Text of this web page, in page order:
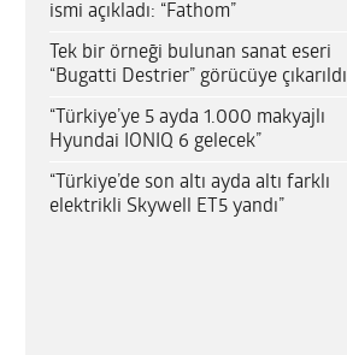
ismi açıkladı: “Fathom”
Tek bir örneği bulunan sanat eseri
“Bugatti Destrier” görücüye çıkarıldı
“Türkiye’ye 5 ayda 1.000 makyajlı
Hyundai IONIQ 6 gelecek”
“Türkiye’de son altı ayda altı farklı
elektrikli Skywell ET5 yandı”